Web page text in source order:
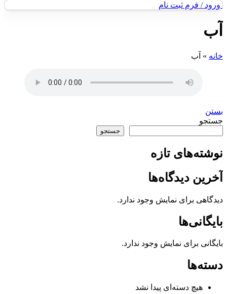
ورود / فرم ثبت نام
آب
خانه » آب
بستن
جستجو
جستجو
نوشته‌های تازه
آخرین دیدگاه‌ها
دیدگاهی برای نمایش وجود ندارد.
بایگانی‌ها
بایگانی برای نمایش وجود ندارد.
دسته‌ها
هیچ دسته‌ای پیدا نشد